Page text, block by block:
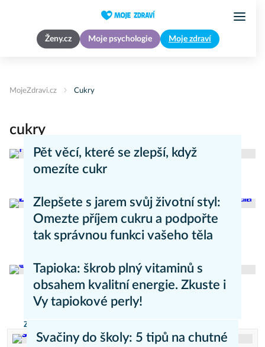
Ženy.cz Moje psychologie Moje zdraví
MojeZdravi.cz Cukry
cukry
Pět věcí, které se zlepší, když
omezíte cukr
Zlepšete s jarem svůj životní styl:
Omezte příjem cukru a podpořte
tak správnou funkci vašeho těla
Tapioka: škrob plný vitaminů s
obsahem kvalitní energie. Zkuste i
Vy tapiokové perly!
Zdravý životní styl
Svačiny do školy: 5 tipů na chutné